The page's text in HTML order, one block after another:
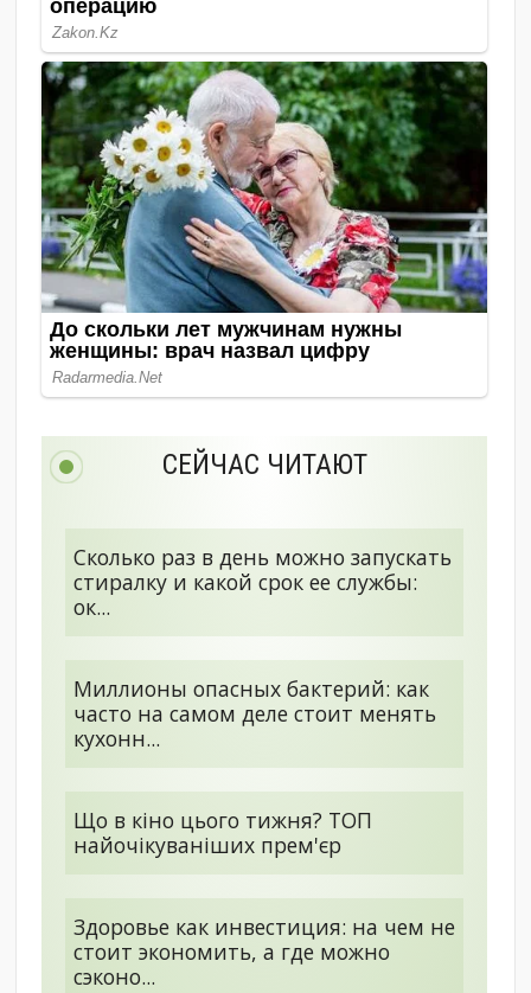
СЕЙЧАС ЧИТАЮТ
Сколько раз в день можно запускать
стиралку и какой срок ее службы:
ок...
Миллионы опасных бактерий: как
часто на самом деле стоит менять
кухонн...
Що в кіно цього тижня? ТОП
найочікуваніших прем'єр
Здоровье как инвестиция: на чем не
стоит экономить, а где можно
сэконо...